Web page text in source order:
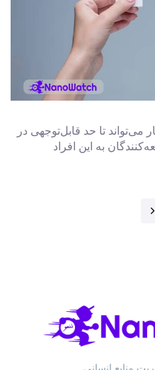
می‌تواند تا حد قابل‌توجهی در
به این افراد